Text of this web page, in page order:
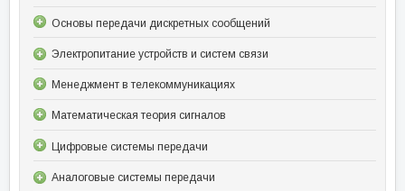
Основы передачи дискретных сообщений
Электропитание устройств и систем связи
Менеджмент в телекоммуникациях
Математическая теория сигналов
Цифровые системы передачи
Аналоговые системы передачи